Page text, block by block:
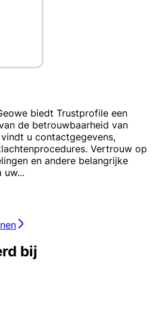
biedt Trustprofile een
de betrouwbaarheid van
u contactgegevens,
Vertrouw op
en andere belangrijke
uw...
bij